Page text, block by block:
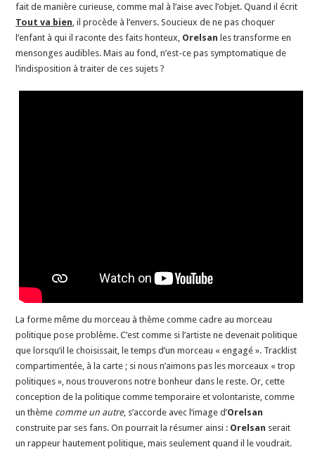
fait de manière curieuse, comme mal à l’aise avec l’objet. Quand il écrit
Tout va bien , il procède à l’envers. Soucieux de ne pas choquer
l’enfant à qui il raconte des faits honteux, Orelsan les transforme en
mensonges audibles. Mais au fond, n’est-ce pas symptomatique de
l’indisposition à traiter de ces sujets ?
La forme même du morceau à thème comme cadre au morceau
politique pose problème. C’est comme si l’artiste ne devenait politique
que lorsqu’il le choisissait, le temps d’un morceau « engagé ». Tracklist
compartimentée, à la carte ; si nous n’aimons pas les morceaux « trop
politiques », nous trouverons notre bonheur dans le reste. Or, cette
conception de la politique comme temporaire et volontariste, comme
un thème comme un autre, s’accorde avec l’image d’Orelsan
construite par ses fans. On pourrait la résumer ainsi : Orelsan serait
un rappeur hautement politique, mais seulement quand il le voudrait.